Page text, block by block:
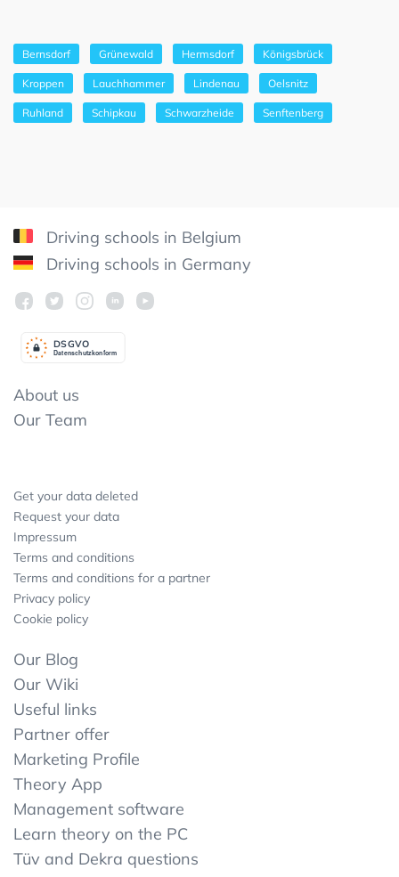
Bernsdorf Grünewald Hermsdorf Königsbrück
Kroppen Lauchhammer Lindenau Oelsnitz
Ruhland Schipkau Schwarzheide Senftenberg
Driving schools in Belgium
Driving schools in Germany
Datenschutzkonform
DSGVO
About us
Our Team
Get your data deleted
Request your data
Impressum
Terms and conditions
Terms and conditions for a partner
Privacy policy
Cookie policy
Our Blog
Our Wiki
Useful links
Partner offer
Marketing Profile
Theory App
Management software
Learn theory on the PC
Tüv and Dekra questions